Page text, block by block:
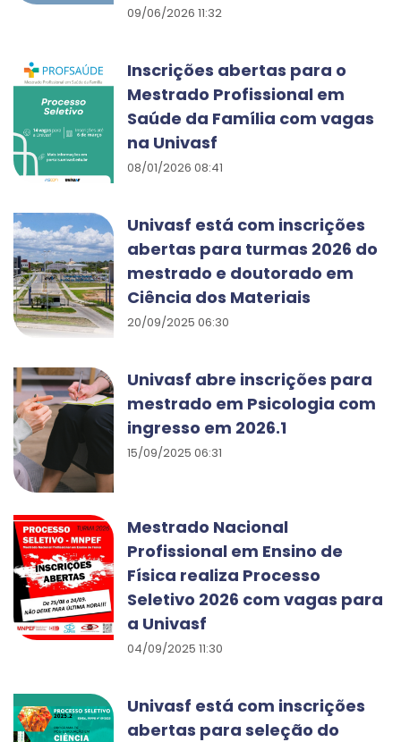
09/06/2026 11:32
Inscrições abertas para o
Mestrado Profissional em
Saúde da Família com vagas
na Univasf
08/01/2026 08:41
Univasf está com inscrições
abertas para turmas 2026 do
mestrado e doutorado em
Ciência dos Materiais
20/09/2025 06:30
Univasf abre inscrições para
mestrado em Psicologia com
ingresso em 2026.1
15/09/2025 06:31
Mestrado Nacional
Profissional em Ensino de
Física realiza Processo
Seletivo 2026 com vagas para
a Univasf
04/09/2025 11:30
Univasf está com inscrições
abertas para seleção do